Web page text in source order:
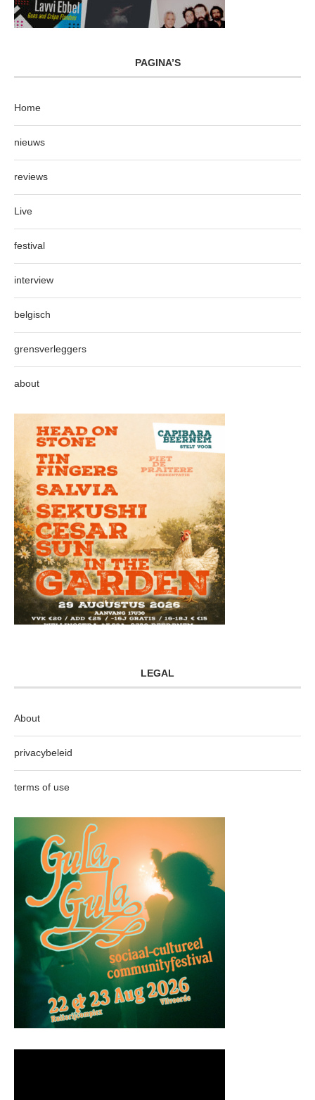
PAGINA’S
Home
nieuws
reviews
Live
festival
interview
belgisch
grensverleggers
about
LEGAL
About
privacybeleid
terms of use